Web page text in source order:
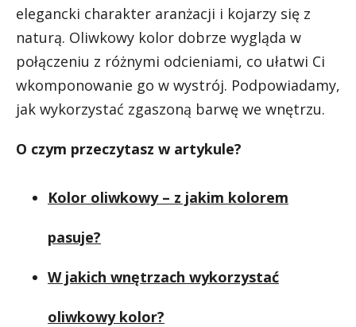
elegancki charakter aranżacji i kojarzy się z
naturą. Oliwkowy kolor dobrze wygląda w
połączeniu z różnymi odcieniami, co ułatwi Ci
wkomponowanie go w wystrój. Podpowiadamy,
jak wykorzystać zgaszoną barwę we wnętrzu.
O czym przeczytasz w artykule?
Kolor oliwkowy – z jakim kolorem
pasuje?
W jakich wnętrzach wykorzystać
oliwkowy kolor?